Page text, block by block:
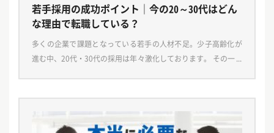
若手採用の成功ポイント｜今の20～30代はどん
な理由で転職している？
多くの企業で課題となっている若手の人材不足。少子高齢化が
進む中、20代・30代の採用は年々激化しております。 その一方